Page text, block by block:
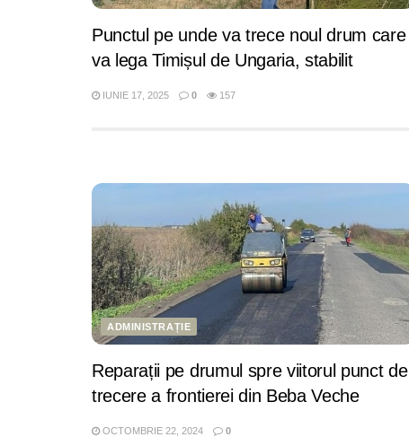
Punctul pe unde va trece noul drum care
va lega Timișul de Ungaria, stabilit
IUNIE 17, 2025 0 157
ADMINISTRAȚIE
Reparații pe drumul spre viitorul punct de
trecere a frontierei din Beba Veche
OCTOMBRIE 22, 2024 0